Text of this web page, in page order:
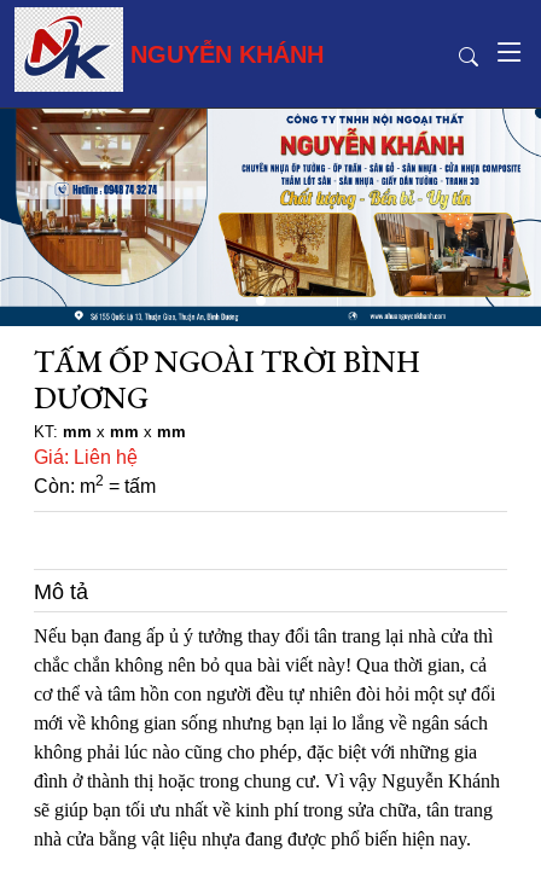
NGUYỄN KHÁNH
TẤM ỐP NGOÀI TRỜI BÌNH
DƯƠNG
KT: mm x mm x mm
Giá: Liên hệ
Còn: m2 = tấm
Mô tả
Nếu bạn đang ấp ủ ý tưởng thay đổi tân trang lại nhà cửa thì
chắc chắn không nên bỏ qua bài viết này! Qua thời gian, cả
cơ thể và tâm hồn con người đều tự nhiên đòi hỏi một sự đổi
mới về không gian sống nhưng bạn lại lo lắng về ngân sách
không phải lúc nào cũng cho phép, đặc biệt với những gia
đình ở thành thị hoặc trong chung cư. Vì vậy Nguyễn Khánh
sẽ giúp bạn tối ưu nhất về kinh phí trong sửa chữa, tân trang
nhà cửa bằng vật liệu nhựa đang được phổ biến hiện nay.